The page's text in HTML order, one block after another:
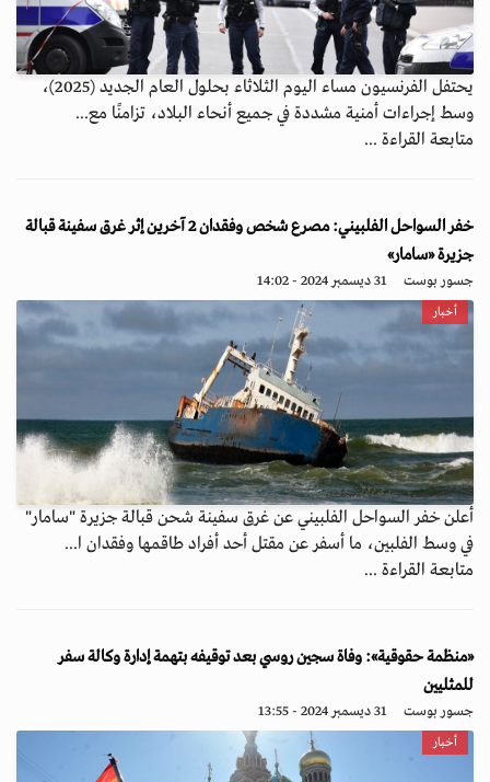
يحتفل الفرنسيون مساء اليوم الثلاثاء بحلول العام الجديد (2025)،
وسط إجراءات أمنية مشددة في جميع أنحاء البلاد، تزامنًا مع...
متابعة القراءة ...
خفر السواحل الفلبيني: مصرع شخص وفقدان 2 آخرين إثر غرق سفينة قبالة
جزيرة «سامار»
جسور بوست 31 ديسمبر 2024 - 14:02
أخبار
أعلن خفر السواحل الفلبيني عن غرق سفينة شحن قبالة جزيرة "سامار"
في وسط الفلبين، ما أسفر عن مقتل أحد أفراد طاقمها وفقدان ا...
متابعة القراءة ...
«منظمة حقوقية»: وفاة سجين روسي بعد توقيفه بتهمة إدارة وكالة سفر
للمثليين
جسور بوست 31 ديسمبر 2024 - 13:55
أخبار